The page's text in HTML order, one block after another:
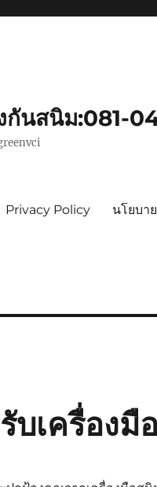
กันสนิม:081-
Privacy Policy นโยบา
บเครื่อง